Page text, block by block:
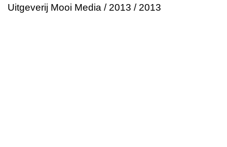
Uitgeverij Mooi Media / 2013 / 2013